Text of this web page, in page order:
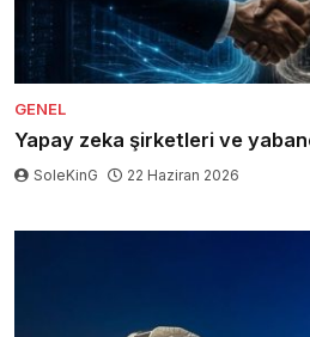
GENEL
Yapay zeka şirketleri ve
SoleKinG 22 Haziran 2026